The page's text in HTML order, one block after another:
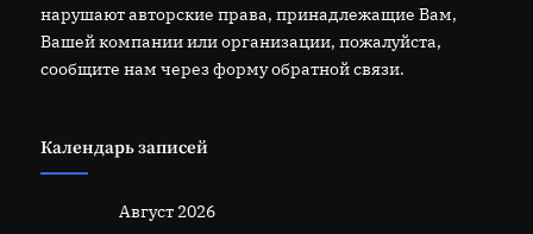
нарушают авторские права, принадлежащие Вам,
Вашей компании или организации, пожалуйста,
сообщите нам через форму обратной связи.
Календарь записей
Август 2026